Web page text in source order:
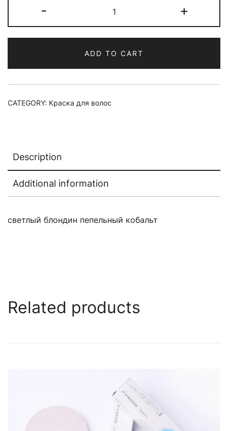
-
для
волос
CA8
quantity
+
ADD TO CART
CATEGORY: Краска для волос
Description
Additional information
светлый блондин пепельный кобальт
Related products